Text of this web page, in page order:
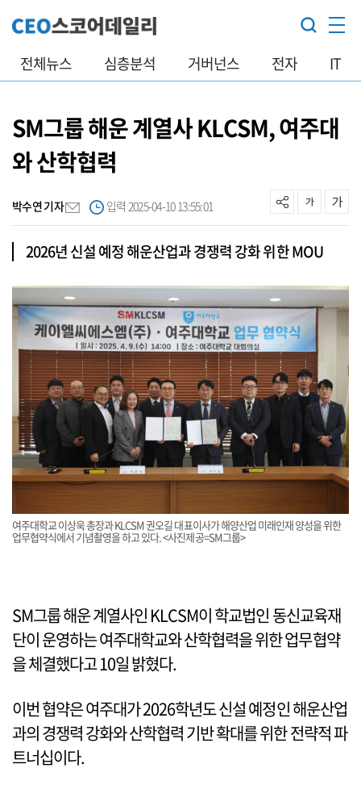
전체뉴스 심층분석 거버넌스 전자 IT
SM그룹 해운 계열사 KLCSM, 여주대
와 산학협력
박수연 기자 입력 2025-04-10 13:55:01
2026년 신설 예정 해운산업과 경쟁력 강화 위한 MOU
여주대학교 이상욱 총장과 KLCSM 권오길 대표이사가 해양산업 미래인재 양성을 위한
업무협약식에서 기념촬영을 하고 있다. <사진제공=SM그룹>
SM그룹 해운 계열사인 KLCSM이 학교법인 동신교육재
단이 운영하는 여주대학교와 산학협력을 위한 업무협약
을 체결했다고 10일 밝혔다.
이번 협약은 여주대가 2026학년도 신설 예정인 해운산업
과의 경쟁력 강화와 산학협력 기반 확대를 위한 전략적 파
트너십이다.